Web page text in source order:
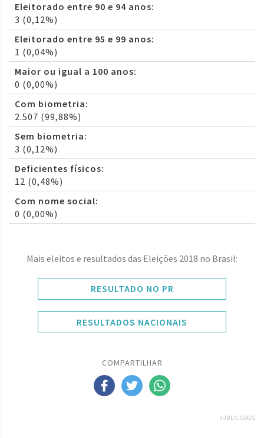
Eleitorado entre 90 e 94 anos:
3 (0,12%)
Eleitorado entre 95 e 99 anos:
1 (0,04%)
Maior ou igual a 100 anos:
0 (0,00%)
Com biometria:
2.507 (99,88%)
Sem biometria:
3 (0,12%)
Deficientes físicos:
12 (0,48%)
Com nome social:
0 (0,00%)
Mais eleitos e resultados das Eleições 2018 no Brasil:
RESULTADO NO PR
RESULTADOS NACIONAIS
COMPARTILHAR
PUBLICIDADE